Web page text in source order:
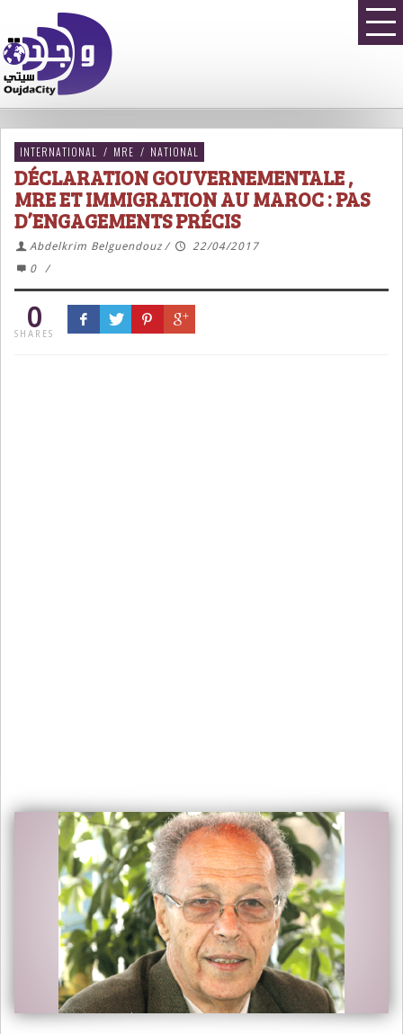
INTERNATIONAL / MRE / NATIONAL
DÉCLARATION GOUVERNEMENTALE ,
MRE ET IMMIGRATION AU MAROC : PAS
D’ENGAGEMENTS PRÉCIS
Abdelkrim Belguendouz /
22/04/2017
0
/
0
SHARES